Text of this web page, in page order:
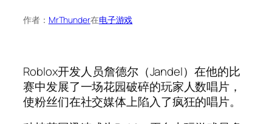
作者： MrThunder在电子游戏
Roblox开发人员詹德尔（Jandel）在他的比
赛中发展了一场花园破碎的玩家人数唱片，
使粉丝们在社交媒体上陷入了疯狂的唱片。